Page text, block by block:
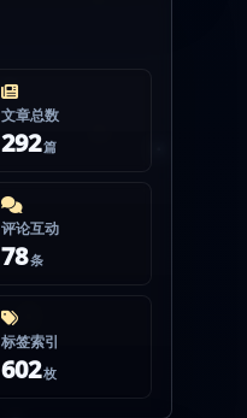
文章总数
292篇
评论互动
78条
标签索引
602枚